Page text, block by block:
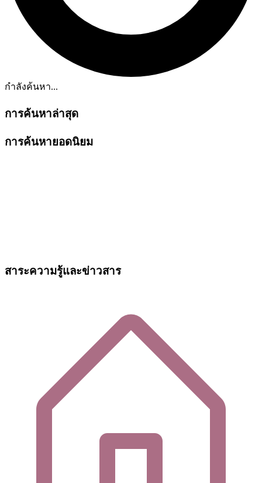
กำลังค้นหา...
การค้นหาล่าสุด
การค้นหายอดนิยม
สาระความรู้และข่าวสาร